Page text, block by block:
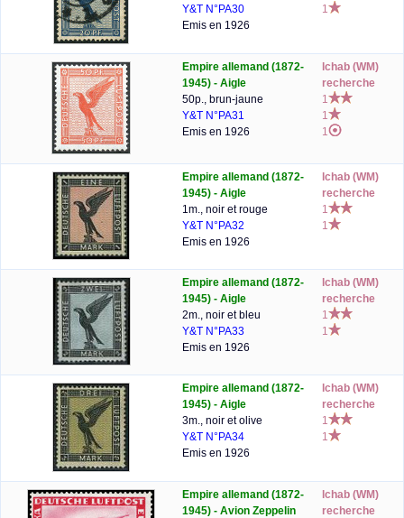
Y&T N°PA30
Emis en 1926
1
Empire allemand (1872-
1945) - Aigle
50p., brun-jaune
Y&T N°PA31
Emis en 1926
lchab (WM)
recherche
1
1
1
Empire allemand (1872-
1945) - Aigle
1m., noir et rouge
Y&T N°PA32
Emis en 1926
lchab (WM)
recherche
1
1
Empire allemand (1872-
1945) - Aigle
2m., noir et bleu
Y&T N°PA33
Emis en 1926
lchab (WM)
recherche
1
1
Empire allemand (1872-
1945) - Aigle
3m., noir et olive
Y&T N°PA34
Emis en 1926
lchab (WM)
recherche
1
1
Empire allemand (1872-
1945) - Avion Zeppelin
lchab (WM)
recherche